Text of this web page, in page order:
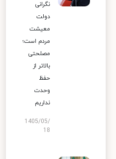
نگرانی
دولت
معیشت
مردم است؛
مصلحتی
بالاتر از
حفظ
وحدت
نداریم
1405/05/
18